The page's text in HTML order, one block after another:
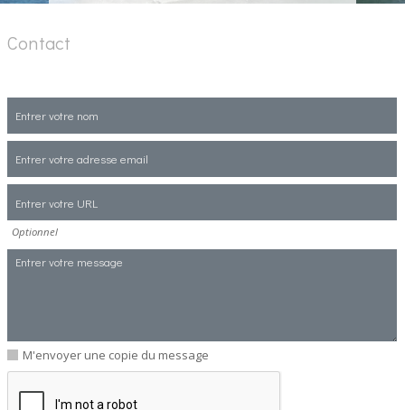
Contact
Optionnel
M'envoyer une copie du message